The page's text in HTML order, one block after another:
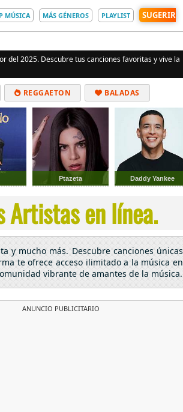
MÚSICA MÁS GÉNEROS PLAYLIST SUGERIR
del 2025. Descubre tus canciones favoritas y vive la
REGGAETON BALADAS
Ptazeta Daddy Yankee
Artistas en línea.
y mucho más. Descubre canciones únicas
te ofrece acceso ilimitado a la música en
vibrante de amantes de la música.
ANUNCIO PUBLICITARIO